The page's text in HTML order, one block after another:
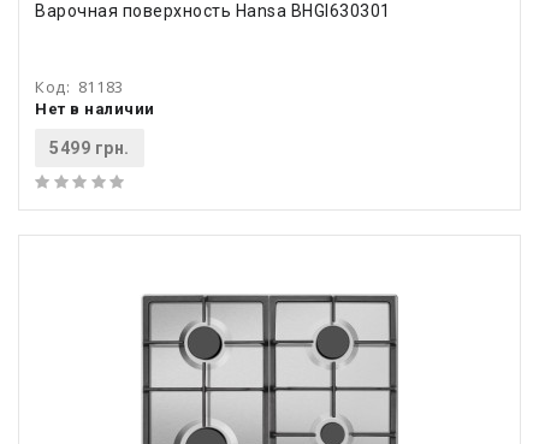
Варочная поверхность Hansa BHGI630301
Код: 81183
Нет в наличии
5499 грн.